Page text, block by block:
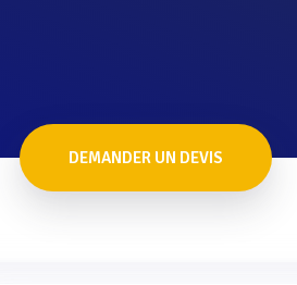
DEMANDER UN DEVIS